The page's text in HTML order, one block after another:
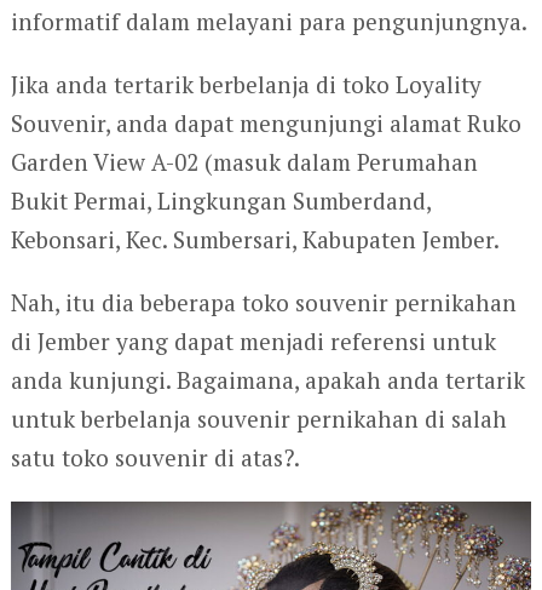
informatif dalam melayani para pengunjungnya.
Jika anda tertarik berbelanja di toko Loyality
Souvenir, anda dapat mengunjungi alamat Ruko
Garden View A-02 (masuk dalam Perumahan
Bukit Permai, Lingkungan Sumberdand,
Kebonsari, Kec. Sumbersari, Kabupaten Jember.
Nah, itu dia beberapa toko souvenir pernikahan
di Jember yang dapat menjadi referensi untuk
anda kunjungi. Bagaimana, apakah anda tertarik
untuk berbelanja souvenir pernikahan di salah
satu toko souvenir di atas?.